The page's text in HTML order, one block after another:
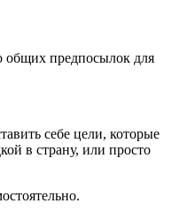
общих предпосылок для
себе цели, которые
в страну, или просто